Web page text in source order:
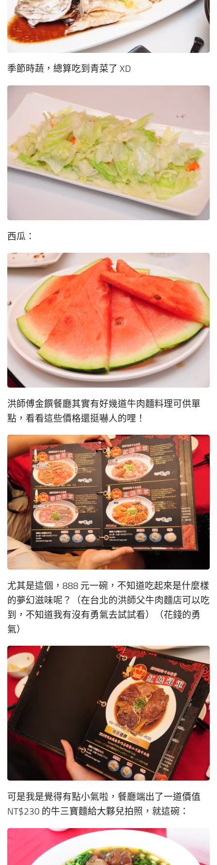
季節時蔬，總算吃到青菜了 XD
西瓜：
洪師傅金饌餐廳其實有好幾道牛肉麵料理可供單
點，看看這些價格還挺嚇人的哩！
尤其是這個，888 元一碗，不知道吃起來是什麼樣
的夢幻滋味呢？（在台北的洪師父牛肉麵店可以吃
到，不知道我有沒有勇氣去試試看）（花錢的勇
氣）
可是我是覺得有點小氣啦，餐廳端出了一道價值
NT$230 的牛三寶麵給大夥兒拍照，就這碗：